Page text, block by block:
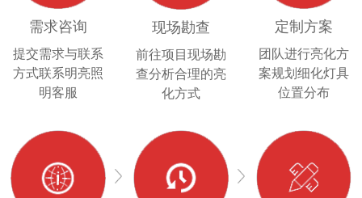
需求咨询
提交需求与联系
方式联系明亮照
明客服
现场勘查
前往项目现场勘
查分析合理的亮
化方式
定制方案
团队进行亮化方
案规划细化灯具
位置分布